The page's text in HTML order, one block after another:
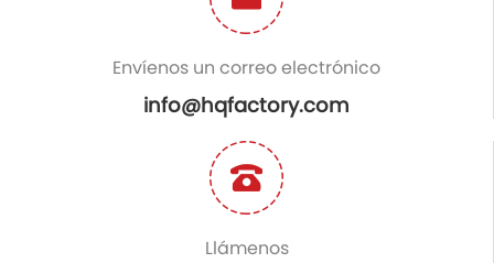
Envíenos un correo electrónico
info@hqfactory.com
Llámenos